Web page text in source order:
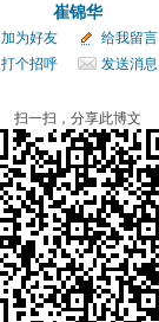
崔锦华
加为好友
给我留言
打个招呼
发送消息
扫一扫，分享此博文